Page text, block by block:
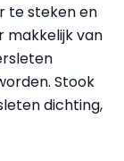
te steken en
makkelijk van
Stook
dichting,